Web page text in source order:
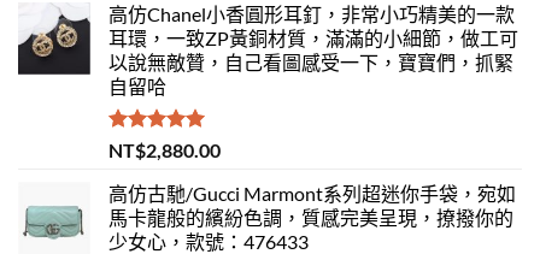
高仿Chanel小香圓形耳釘，非常小巧精美的一款
耳環，一致ZP黃銅材質，滿滿的小細節，做工可
以說無敵贊，自己看圖感受一下，寶寶們，抓緊
自留哈
評分 5.00
滿分 5
NT$2,880.00
高仿古馳/Gucci Marmont系列超迷你手袋，宛如
馬卡龍般的繽紛色調，質感完美呈現，撩撥你的
少女心，款號：476433